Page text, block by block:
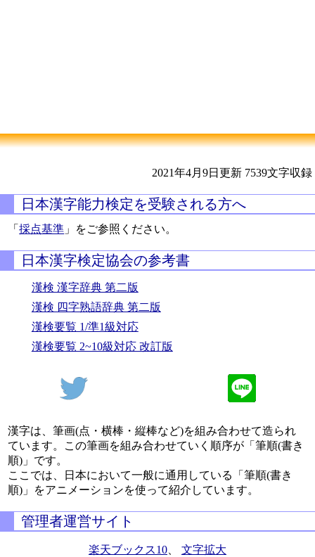
2021年4月9日更新 7539文字収録
日本漢字能力検定を受験される方へ
「採点基準 」をご参照ください。
日本漢字検定協会の参考書
漢検 漢字辞典 第二版
漢検 四字熟語辞典 第二版
漢検要覧 1/準1級対応
漢検要覧 2~10級対応 改訂版
漢字は、筆画(点・横棒・縦棒など)を組み合わせて造られ
ています。この筆画を組み合わせていく順序が「筆順(書き
順)」です。
ここでは、日本において一般に通用している「筆順(書き
順)」をアニメーションを使って紹介しています。
管理者運営サイト
楽天ブックス10 文字拡大